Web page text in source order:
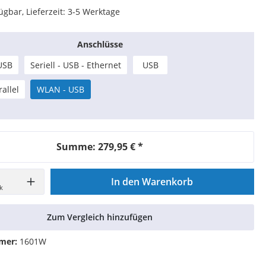
Thermorollen 76mm
Thermorollen 80mm
Thermorollen 112mm
USB Etikettendrucker
WLAN Etikettendrucker
Drucker- & Scanner-Zubehör
Druckerplatten & Halterungen
Druckertinte
Weiteres Zubehör
Lieferzeit: 3-5 Werktage
Anschlüsse
Seriell - USB - Ethernet USB
WLAN - USB
Summe: 279,95 €*
In den Warenkorb
Zum Vergleich hinzufügen
1601W